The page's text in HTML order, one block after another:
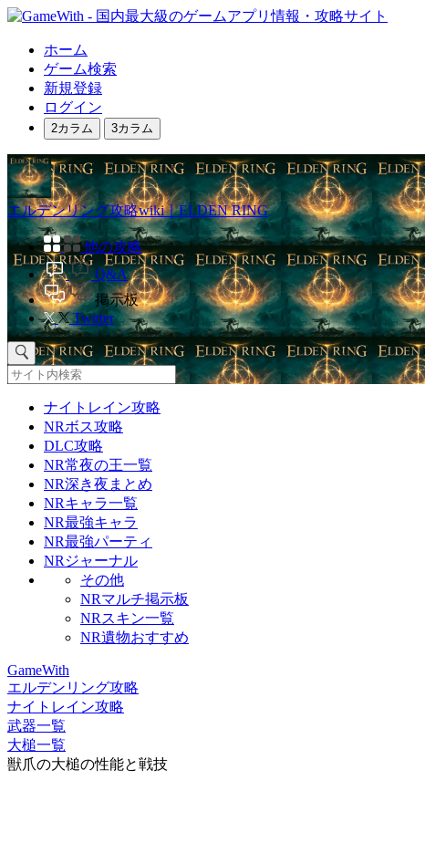
ホーム
ゲーム検索
新規登録
ログイン
2カラム 3カラム
エルデンリング攻略wiki｜ELDEN RING
他の攻略
Q&A
掲示板
Twitter
ナイトレイン攻略
NRボス攻略
DLC攻略
NR常夜の王一覧
NR深き夜まとめ
NRキャラ一覧
NR最強キャラ
NR最強パーティ
NRジャーナル
その他
NRマルチ掲示板
NRスキン一覧
NR遺物おすすめ
GameWith
エルデンリング攻略
ナイトレイン攻略
武器一覧
大槌一覧
獣爪の大槌の性能と戦技